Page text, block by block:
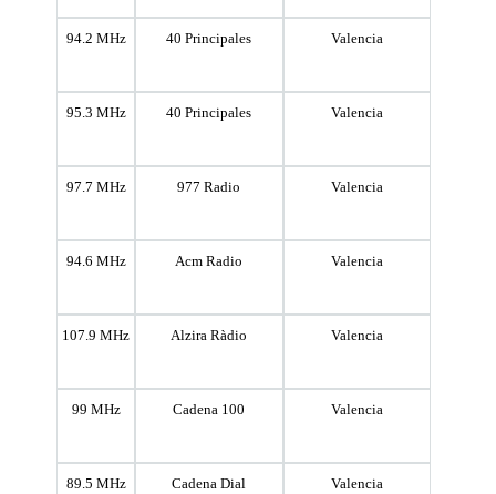
94.2 MHz 40 Principales Valencia
95.3 MHz 40 Principales Valencia
97.7 MHz 977 Radio Valencia
94.6 MHz Acm Radio Valencia
107.9 MHz Alzira Ràdio Valencia
99 MHz Cadena 100 Valencia
89.5 MHz Cadena Dial Valencia